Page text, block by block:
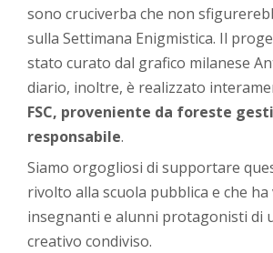
sono cruciverba che non
sulla Settimana Enigmistica. Il
stato curato dal grafico milanese
diario, inoltre, è realizzato
FSC, proveniente da foreste
responsabile.
Siamo orgogliosi di supportare
rivolto alla scuola pubblica e che
insegnanti e alunni protagonisti di
creativo condiviso.